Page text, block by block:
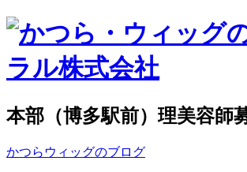
本部（博多駅前）理美容師
かつらウィッグのブログ